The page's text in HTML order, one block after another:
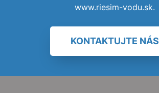
www.riesim-vodu.sk.
KONTAKTUJTE NÁS